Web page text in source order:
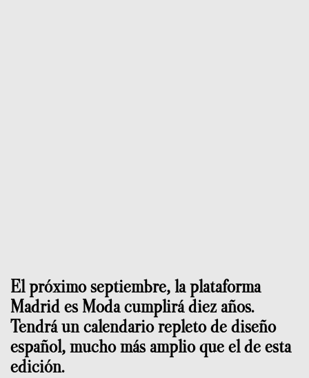
El próximo septiembre, la plataforma
Madrid es Moda cumplirá diez años.
Tendrá un calendario repleto de diseño
español, mucho más amplio que el de esta
edición.